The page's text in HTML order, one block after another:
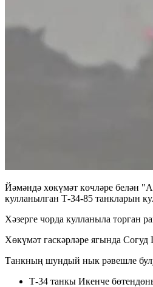
Йәмәндә хөкүмәт көчләре белән
кулланылган Т-34-85 танкларын
Хәзерге чорда кулланыла торган
Хөкүмәт гаскәрләре ягында
Танкның шундый нык рәвешле
Т-34 танкы Икенче